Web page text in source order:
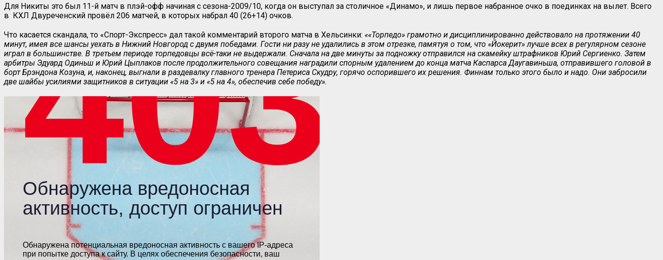
Для Никиты это был 11-й матч в плэй-офф начиная с сезона-2009/10, когда он выступал за столичное «Динамо», и лишь первое набранное очко в поединках на вылет. Всего
в КХЛ Двуреченский провёл 206 матчей, в которых набрал 40 (26+14) очков.
Что касается скандала, то «Спорт-Экспресс» дал такой комментарий второго матча в Хельсинки: ««Торпедо» грамотно и дисциплинированно действовало на протяжении 40
минут, имея все шансы уехать в Нижний Новгород с двумя победами. Гости ни разу не удалились в этом отрезке, памятуя о том, что «Йокерит» лучше всех в регулярном сезоне
играл в большинстве. В третьем периоде торпедовцы всё-таки не выдержали. Сначала на две минуты за подножку отправился на скамейку штрафников Юрий Сергиенко. Затем
арбитры Эдуард Одиньш и Юрий Цыплаков после продолжительного совещания наградили спорным удалением до конца матча Каспарса Даугавиньша, отправившего головой в
борт Брэндона Козуна, и, наконец, выгнали в раздевалку главного тренера Петериса Скудру, горячо оспорившего их решения. Финнам только этого было и надо. Они забросили
две шайбы усилиями защитников в ситуации «5 на 3» и «5 на 4», обеспечив себе победу».